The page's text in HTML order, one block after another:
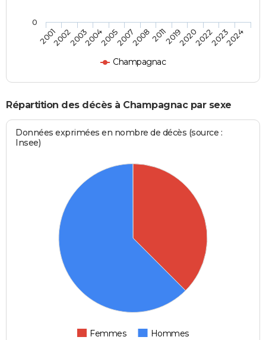
Champagnac
2001200220032004200520072008201120192020202220232024
0
Répartition des décès à Champagnac par sexe
Données exprimées en nombre de décès (source :
Insee)
Femmes Hommes